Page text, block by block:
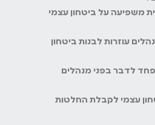
משפיעה על ביטחון עצמי
עוזרות לבנות ביטחון
לדבר בפני מנהלים
עצמי לקבלת החלטות